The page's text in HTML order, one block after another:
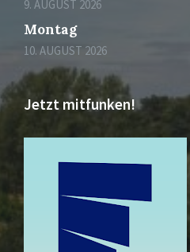
9. AUGUST 2026
Montag
10. AUGUST 2026
Jetzt mitfunken!